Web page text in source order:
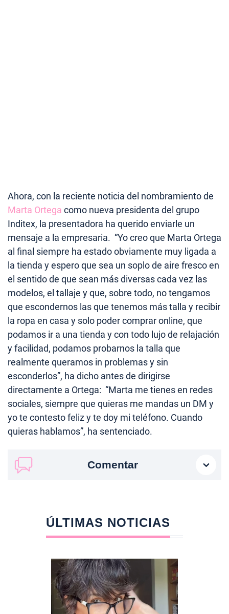
Ahora, con la reciente noticia del nombramiento de
Marta Ortega como nueva presidenta del grupo
Inditex, la presentadora ha querido enviarle un
mensaje a la empresaria. “Yo creo que Marta Ortega
al final siempre ha estado obviamente muy ligada a
la tienda y espero que sea un soplo de aire fresco en
el sentido de que sean más diversas cada vez las
modelos, el tallaje y que, sobre todo, no tengamos
que escondernos las que tenemos más talla y recibir
la ropa en casa y solo poder comprar online, que
podamos ir a una tienda y con todo lujo de relajación
y facilidad, podamos probarnos la talla que
realmente queramos in problemas y sin
esconderlos”, ha dicho antes de dirigirse
directamente a Ortega: “Marta me tienes en redes
sociales, siempre que quieras me mandas un DM y
yo te contesto feliz y te doy mi teléfono. Cuando
quieras hablamos”, ha sentenciado.
Comentar
ÚLTIMAS NOTICIAS